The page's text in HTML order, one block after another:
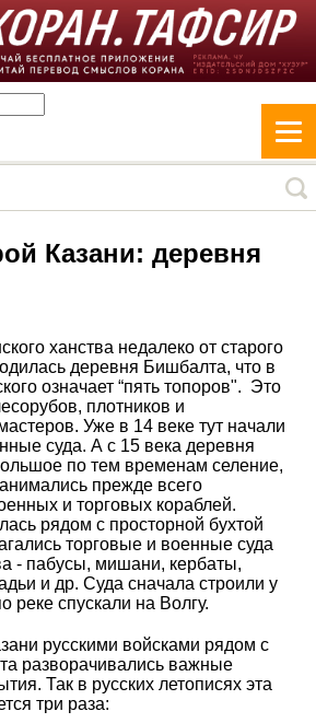
Казани: деревня
ханства недалеко от старого
деревня Бишбалта, что в
означает “пять топоров". Это
плотников и
Уже в 14 веке тут начали
суда. А с 15 века деревня
по тем временам селение,
прежде всего
и торговых кораблей.
рядом с просторной бухтой
торговые и военные суда
- пабусы, мишани, кербаты,
и др. Суда сначала строили у
реке спускали на Волгу.
русскими войсками рядом с
разворачивались важные
Так в русских летописях эта
три раза: